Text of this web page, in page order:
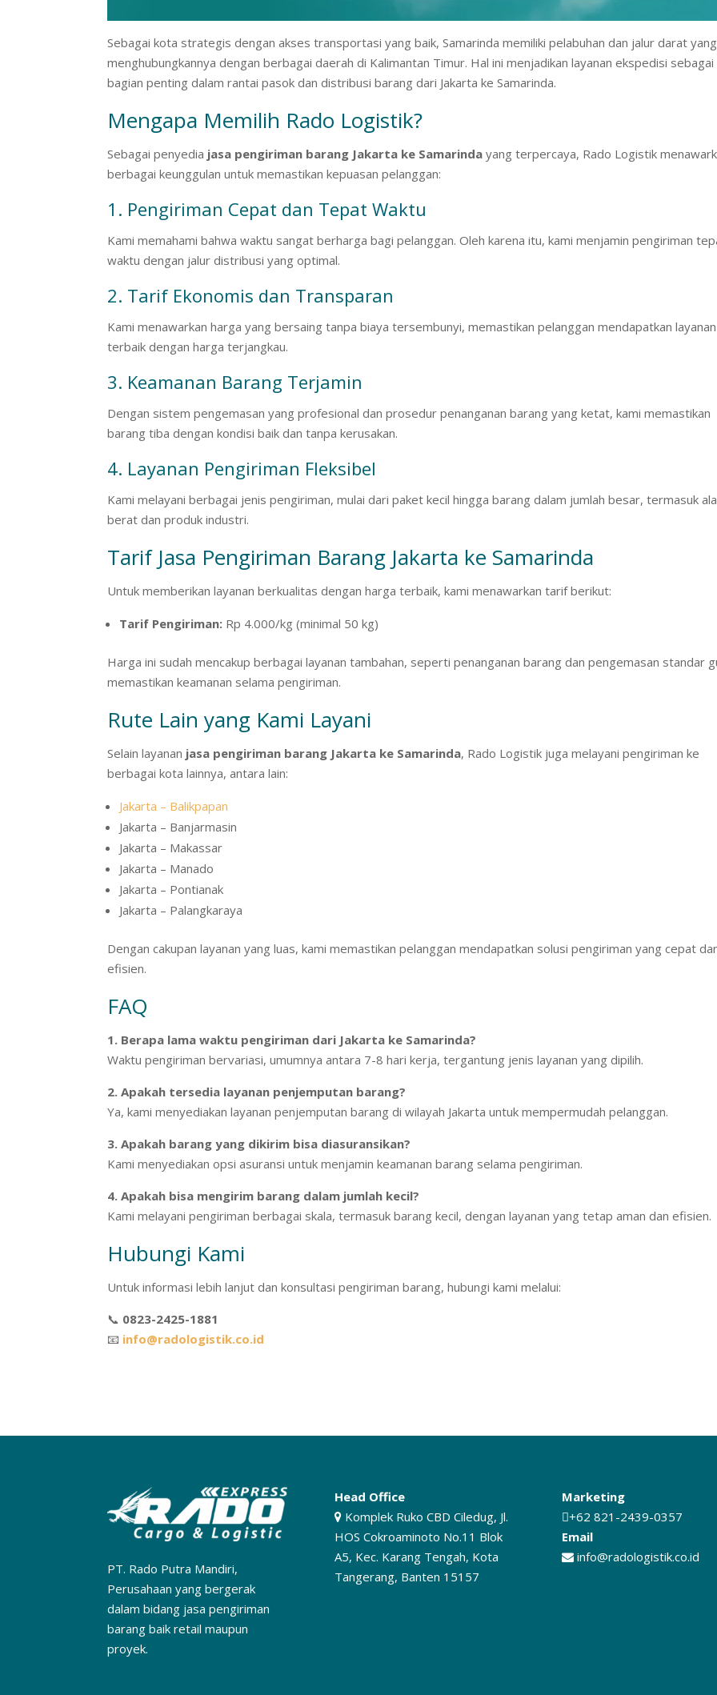
Sebagai kota strategis dengan akses transportasi yang baik, Samarinda memiliki pelabuhan dan jalur darat yang
menghubungkannya dengan berbagai daerah di Kalimantan Timur. Hal ini menjadikan layanan ekspedisi sebagai
bagian penting dalam rantai pasok dan distribusi barang dari Jakarta ke Samarinda.
Mengapa Memilih Rado Logistik?
Sebagai penyedia jasa pengiriman barang Jakarta ke Samarinda yang terpercaya, Rado Logistik
berbagai keunggulan untuk memastikan kepuasan pelanggan:
1. Pengiriman Cepat dan Tepat Waktu
Kami memahami bahwa waktu sangat berharga bagi pelanggan. Oleh karena itu, kami menjamin pengiriman
waktu dengan jalur distribusi yang optimal.
2. Tarif Ekonomis dan Transparan
Kami menawarkan harga yang bersaing tanpa biaya tersembunyi, memastikan pelanggan mendapatkan layanan
terbaik dengan harga terjangkau.
3. Keamanan Barang Terjamin
Dengan sistem pengemasan yang profesional dan prosedur penanganan barang yang ketat, kami memastikan
barang tiba dengan kondisi baik dan tanpa kerusakan.
4. Layanan Pengiriman Fleksibel
Kami melayani berbagai jenis pengiriman, mulai dari paket kecil hingga barang dalam jumlah besar, termasuk
berat dan produk industri.
Tarif Jasa Pengiriman Barang Jakarta ke Samarinda
Untuk memberikan layanan berkualitas dengan harga terbaik, kami menawarkan tarif berikut:
Tarif Pengiriman: Rp 4.000/kg (minimal 50 kg)
Harga ini sudah mencakup berbagai layanan tambahan, seperti penanganan barang dan pengemasan standar
memastikan keamanan selama pengiriman.
Rute Lain yang Kami Layani
Selain layanan jasa pengiriman barang Jakarta ke Samarinda, Rado Logistik juga melayani pengiriman ke
berbagai kota lainnya, antara lain:
Jakarta – Balikpapan
Jakarta – Banjarmasin
Jakarta – Makassar
Jakarta – Manado
Jakarta – Pontianak
Jakarta – Palangkaraya
Dengan cakupan layanan yang luas, kami memastikan pelanggan mendapatkan solusi pengiriman yang cepat
efisien.
FAQ
1. Berapa lama waktu pengiriman dari Jakarta ke Samarinda?
Waktu pengiriman bervariasi, umumnya antara 7-8 hari kerja, tergantung jenis layanan yang dipilih.
2. Apakah tersedia layanan penjemputan barang?
Ya, kami menyediakan layanan penjemputan barang di wilayah Jakarta untuk mempermudah pelanggan.
3. Apakah barang yang dikirim bisa diasuransikan?
Kami menyediakan opsi asuransi untuk menjamin keamanan barang selama pengiriman.
4. Apakah bisa mengirim barang dalam jumlah kecil?
Kami melayani pengiriman berbagai skala, termasuk barang kecil, dengan layanan yang tetap aman dan efisien.
Hubungi Kami
Untuk informasi lebih lanjut dan konsultasi pengiriman barang, hubungi kami melalui:
📞 0823-2425-1881
📧 info@radologistik.co.id
PT. Rado Putra Mandiri,
Perusahaan yang bergerak
dalam bidang jasa pengiriman
barang baik retail maupun
proyek.
Head Office
Komplek Ruko CBD Ciledug, Jl.
HOS Cokroaminoto No.11 Blok
A5, Kec. Karang Tengah, Kota
Tangerang, Banten 15157
Marketing
+62 821-2439-0357
Email
info@radologistik.co.id